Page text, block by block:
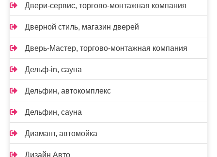
Двери-сервис, торгово-монтажная компания
Дверной стиль, магазин дверей
Дверь-Мастер, торгово-монтажная компания
Дельф-in, сауна
Дельфин, автокомплекс
Дельфин, сауна
Диамант, автомойка
Дизайн Авто